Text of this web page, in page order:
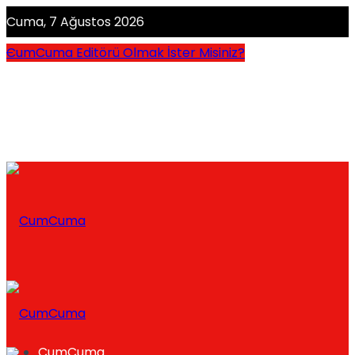
Cuma, 7 Ağustos 2026
CumCuma Editörü Olmak İster Misiniz?